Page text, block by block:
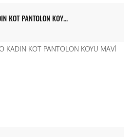
KOT PANTOLON KOY...